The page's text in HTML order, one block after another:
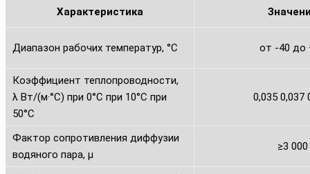
Характеристика
Диапазон рабочих температур, °С от -40 до
Коэффициент теплопроводности,
λ Вт/(м·°С) при 0°С при 10°С при
50°С
0,035 0,037
Фактор сопротивления диффузии
водяного пара, μ
≥3 000